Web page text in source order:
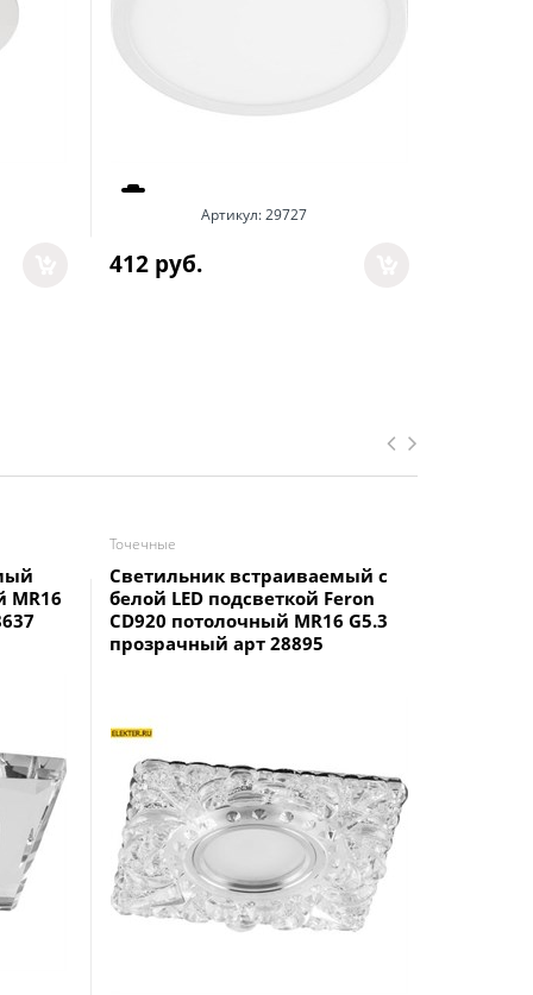
Артикул:29727
412 руб.
MR16
Точечные
Светильник встраиваемый с
белой LED подсветкой Feron
CD920 потолочный MR16 G5.3
прозрачный арт 28895